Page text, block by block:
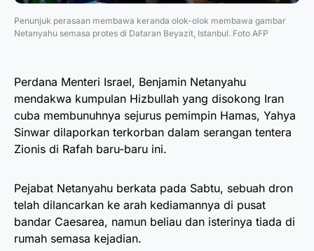
Penunjuk perasaan membawa keranda olok-olok membawa gambar
Netanyahu semasa protes di Dataran Beyazit, Istanbul. Foto AFP
Perdana Menteri Israel, Benjamin Netanyahu
mendakwa kumpulan Hizbullah yang disokong Iran
cuba membunuhnya sejurus pemimpin Hamas, Yahya
Sinwar dilaporkan terkorban dalam serangan tentera
Zionis di Rafah baru-baru ini.
Pejabat Netanyahu berkata pada Sabtu, sebuah dron
telah dilancarkan ke arah kediamannya di pusat
bandar Caesarea, namun beliau dan isterinya tiada di
rumah semasa kejadian.